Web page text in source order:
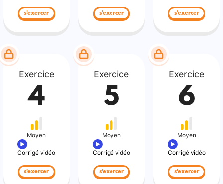
s'exercer s'exercer s'exercer
Exercice
4
Moyen
Corrigé vidéo
s'exercer
Exercice
5
Moyen
Corrigé vidéo
s'exercer
Exercice
6
Moyen
Corrigé vidéo
s'exercer